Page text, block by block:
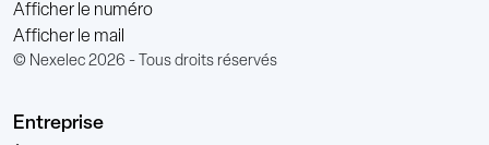
Afficher le numéro
Afficher le mail
© Nexelec 2026 - Tous droits réservés
Entreprise